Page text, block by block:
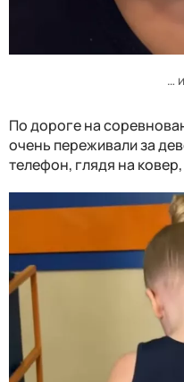
…
По дороге на
очень переживали за
телефон, глядя на